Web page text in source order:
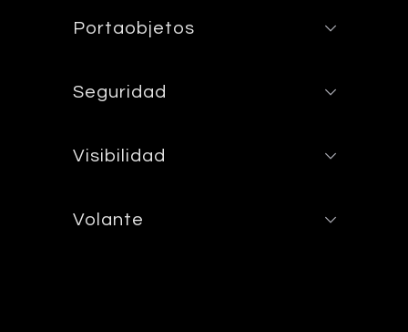
Portaobjetos
Seguridad
Visibilidad
Volante